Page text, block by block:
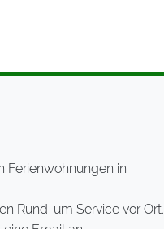
Ferienwohnungen in
Rund-um Service vor Ort.